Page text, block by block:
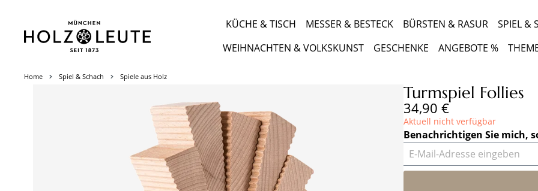
KÜCHE & TISCH MESSER & BESTECK BÜRSTEN & RASUR
SPIEL &
WEIHNACHTEN & VOLKSKUNST
GESCHENKE ANGEBOTE %
Home Spiel & Schach Spiele aus Holz
Turmspiel Follies
Regulärer Preis:
34,90 €
Aktuell nicht verfügbar
Benachrichtigen Sie mich,
E-Mail-Adresse eingeben